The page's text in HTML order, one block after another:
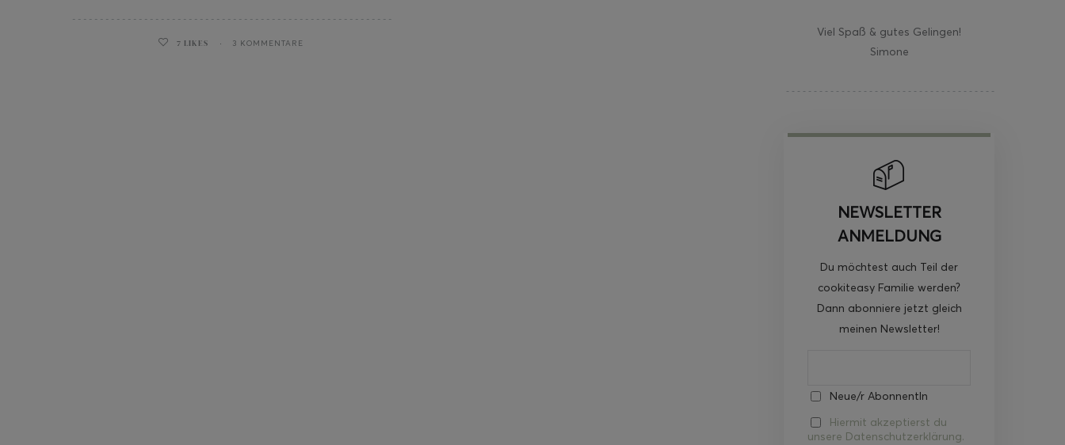
7 LIKES 3 KOMMENTARE
Viel Spaß & gutes Gelingen!
Simone
NEWSLETTER
ANMELDUNG
Du möchtest auch Teil der
cookiteasy Familie werden?
Dann abonniere jetzt gleich
meinen Newsletter!
Neue/r AbonnentIn
Hiermit akzeptierst du
unsere Datenschutzerklärung.